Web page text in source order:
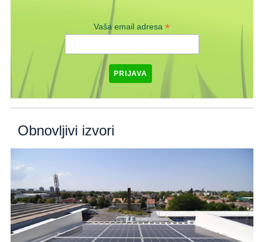
Vaša email adresa*
Obnovljivi izvori